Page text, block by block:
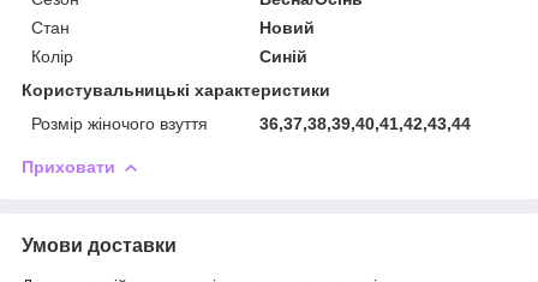
Стан
Новий
Колір
Синій
Користувальницькі характеристики
Розмір жіночого взуття
36,37,38,39,40,41,42,43,44
Приховати
Умови доставки